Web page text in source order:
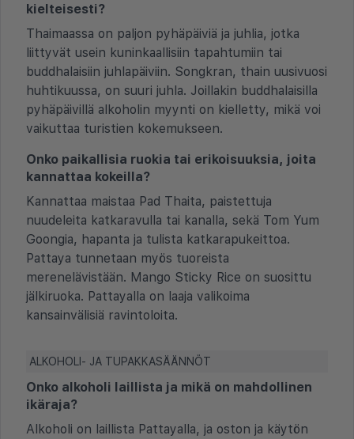
kielteisesti?
Thaimaassa on paljon pyhäpäiviä ja juhlia, jotka
liittyvät usein kuninkaallisiin tapahtumiin tai
buddhalaisiin juhlapäiviin. Songkran, thain uusivuosi
huhtikuussa, on suuri juhla. Joillakin buddhalaisilla
pyhäpäivillä alkoholin myynti on kielletty, mikä voi
vaikuttaa turistien kokemukseen.
Onko paikallisia ruokia tai erikoisuuksia, joita
kannattaa kokeilla?
Kannattaa maistaa Pad Thaita, paistettuja
nuudeleita katkaravulla tai kanalla, sekä Tom Yum
Goongia, hapanta ja tulista katkarapukeittoa.
Pattaya tunnetaan myös tuoreista
merenelävistään. Mango Sticky Rice on suosittu
jälkiruoka. Pattayalla on laaja valikoima
kansainvälisiä ravintoloita.
ALKOHOLI- JA TUPAKKASÄÄNNÖT
Onko alkoholi laillista ja mikä on mahdollinen
ikäraja?
Alkoholi on laillista Pattayalla, ja oston ja käytön